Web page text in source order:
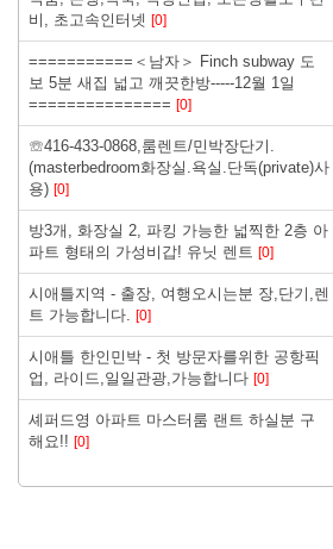
비, 초고속인터넷 [0]
===========＜남자＞ Finch subway 도
보 5분 새집 넓고 깨끗한방-----12월 1일
=============== [0]
☏416-433-0868,룸렌트/민박장단기.
(masterbedroom화장실.욕실.단독(private)사
용) [0]
방3개, 화장실 2, 파킹 가능한 넓찍한 2층 아
파트 형태의 가성비갑! 유닛 렌트 [0]
시애틀지역 - 출장, 여행오시는분 장,단기,렌
트 가능합니다. [0]
시애틀 한인민박 - 첫 방문자를위한 공항픽
업, 라이드,일일관광,가능합니다 [0]
셰퍼드영 아파트 마스터룸 랜트 하실분 구
해요!! [0]